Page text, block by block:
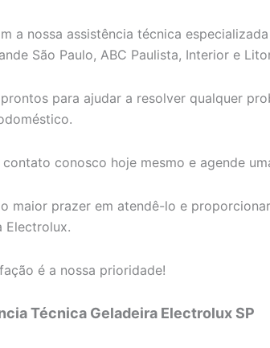
a nossa assistência técnica
São Paulo, ABC Paulista, Interior e
para ajudar a resolver qualquer
contato conosco hoje mesmo e agende
maior prazer em atendê-lo e
Electrolux.
é a nossa prioridade!
Técnica Geladeira Electrolux SP